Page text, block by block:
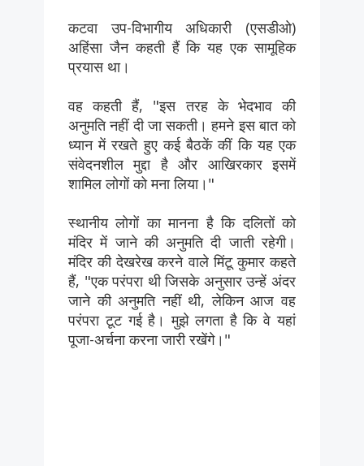
कटवा उप-विभागीय अधिकारी (एसडीओ)
अहिंसा जैन कहती हैं कि यह एक सामूहिक
प्रयास था।
वह कहती हैं, "इस तरह के भेदभाव की
अनुमति नहीं दी जा सकती। हमने इस बात को
ध्यान में रखते हुए कई बैठकें कीं कि यह एक
संवेदनशील मुद्दा है और आखिरकार इसमें
शामिल लोगों को मना लिया।"
स्थानीय लोगों का मानना है कि दलितों को
मंदिर में जाने की अनुमति दी जाती रहेगी।
मंदिर की देखरेख करने वाले मिंटू कुमार कहते
हैं, "एक परंपरा थी जिसके अनुसार उन्हें अंदर
जाने की अनुमति नहीं थी, लेकिन आज वह
परंपरा टूट गई है। मुझे लगता है कि वे यहां
पूजा-अर्चना करना जारी रखेंगे।"